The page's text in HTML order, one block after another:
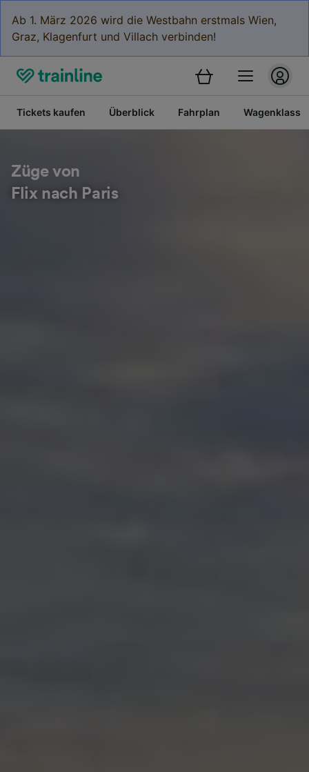
Ab 1. März 2026 wird die Westbahn erstmals Wien,
Graz, Klagenfurt und Villach verbinden!
Tickets kaufen Überblick Fahrplan
Züge von
Flix nach Paris